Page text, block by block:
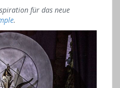
für das neue
.